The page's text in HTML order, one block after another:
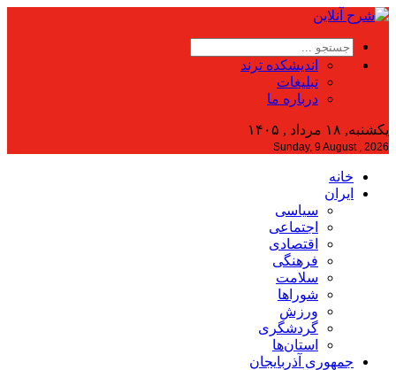
اندیشکده ترند
تبلیغات
درباره ما
یکشنبه, ۱۸ مرداد , ۱۴۰۵
Sunday, 9 August , 2026
خانه
ایران
سیاسی
اجتماعی
اقتصادی
فرهنگی
سلامت
شوراها
ورزش
گردشگری
استان‌ها
جمهوری آذربایجان